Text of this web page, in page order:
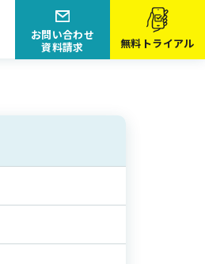
無料トライアル
お問い合わせ
資料請求